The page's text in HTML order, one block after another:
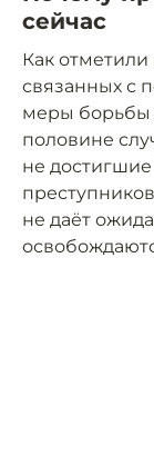
сейчас
Как отметили
связанных с
меры борьбы
половине
не
не даёт